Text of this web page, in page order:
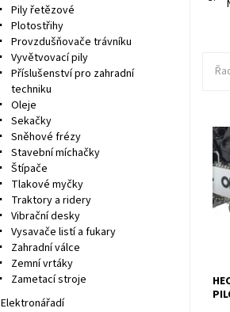
Pily řetězové
Plotostřihy
Provzdušňovače trávníku
Vyvětvovací pily
Příslušenství pro zahradní
techniku
Oleje
Sekačky
Sněhové frézy
Stavební míchačky
Štípače
Tlakové myčky
Traktory a ridery
Vibrační desky
Vysavače listí a fukary
Zahradní válce
Zemní vrtáky
Zametací stroje
Elektronářadí